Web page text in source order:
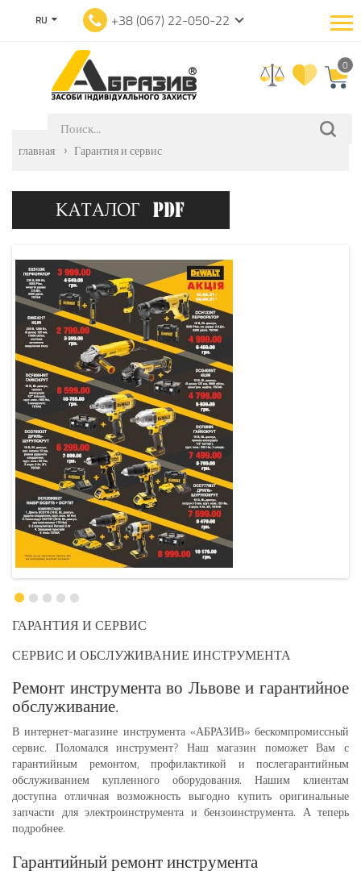
RU +38 (067) 22-050-22
0
главная Гарантия и сервис
ГАРАНТИЯ И СЕРВИС
СЕРВИС И ОБСЛУЖИВАНИЕ ИНСТРУМЕНТА
Ремонт инструмента во Львове и гарантийное
обслуживание.
В интернет-магазине инструмента «АБРАЗИВ» бескомпромиссный
сервис. Поломался инструмент? Наш магазин поможет Вам с
гарантийным ремонтом, профилактикой и послегарантийным
обслуживанием купленного оборудования. Нашим клиентам
доступна отличная возможность выгодно купить оригинальные
запчасти для электроинструмента и бензоинструмента. А теперь
подробнее.
Гарантийный ремонт инструмента